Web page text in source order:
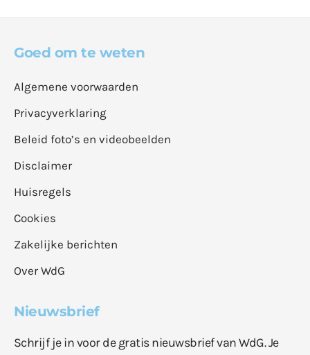
Goed om te weten
Algemene voorwaarden
Privacyverklaring
Beleid foto’s en videobeelden
Disclaimer
Huisregels
Cookies
Zakelijke berichten
Over WdG
Nieuwsbrief
Schrijf je in voor de gratis nieuwsbrief van WdG. Je